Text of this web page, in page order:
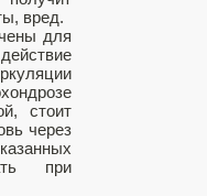
вред.
для
стоит
через
при